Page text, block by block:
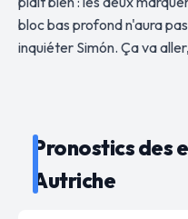
bloc bas profond n'aura
inquiéter Simón. Ça va
Pronostics des
Autriche